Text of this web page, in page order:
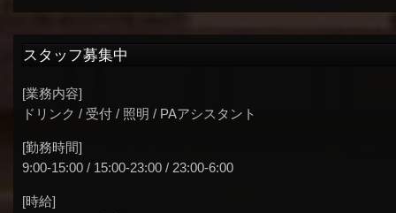
スタッフ募集中
[業務内容]
ドリンク / 受付 / 照明 / PAアシスタント
[勤務時間]
9:00-15:00 / 15:00-23:00 / 23:00-6:00
[時給]